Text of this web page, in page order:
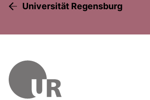
Universität Regensburg